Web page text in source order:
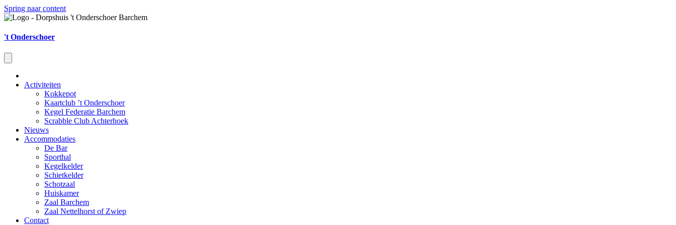
Spring naar content
't Onderschoer
Activiteiten
Kokkepot
Kaartclub ’t Onderschoer
Kegel Federatie Barchem
Scrabble Club Achterhoek
Nieuws
Accommodaties
De Bar
Sporthal
Kegelkelder
Schietkelder
Schotzaal
Huiskamer
Zaal Barchem
Zaal Nettelhorst of Zwiep
Contact